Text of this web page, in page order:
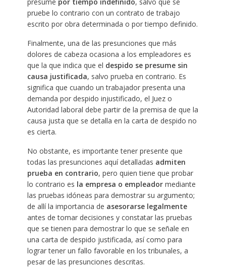
pruebe lo contrario con un contrato de trabajo
escrito por obra determinada o por tiempo definido.
Finalmente, una de las presunciones que más
dolores de cabeza ocasiona a los empleadores es
que la que indica que el despido se presume sin
causa justificada, salvo prueba en contrario. Es
significa que cuando un trabajador presenta una
demanda por despido injustificado, el Juez o
Autoridad laboral debe partir de la premisa de que la
causa justa que se detalla en la carta de despido no
es cierta.
No obstante, es importante tener presente que
todas las presunciones aquí detalladas admiten
prueba en contrario, pero quien tiene que probar
lo contrario es la empresa o empleadormediante
las pruebas idóneas para demostrar su argumento;
de allí la importancia de asesorarse legalmente
antes de tomar decisiones y constatar las pruebas
que se tienen para demostrar lo que se señale en
una carta de despido justificada, así como para
lograr tener un fallo favorable en los tribunales, a
pesar de las presunciones descritas.